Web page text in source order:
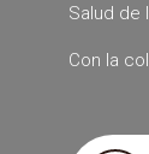
Salud de
Con la